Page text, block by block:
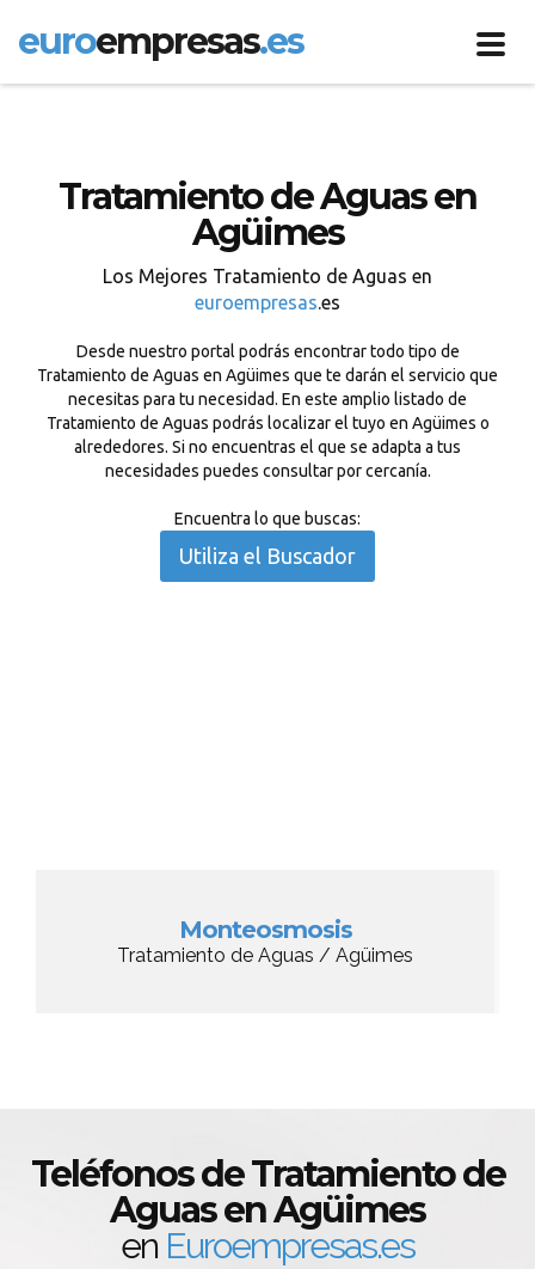
euroempresas.es
Tratamiento de Aguas en
Agüimes
Los Mejores Tratamiento de Aguas en
euroempresas.es
Desde nuestro portal podrás encontrar todo tipo de
Tratamiento de Aguas en Agüimes que te darán el servicio que
necesitas para tu necesidad. En este amplio listado de
Tratamiento de Aguas podrás localizar el tuyo en Agüimes o
alrededores. Si no encuentras el que se adapta a tus
necesidades puedes consultar por cercanía.
Encuentra lo que buscas:
Utiliza el Buscador
Monteosmosis
Tratamiento de Aguas / Agüimes
Teléfonos de Tratamiento de
Aguas en Agüimes
en Euroempresas.es